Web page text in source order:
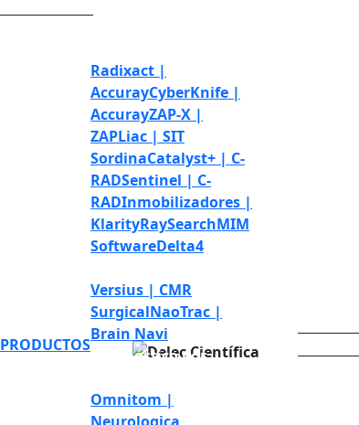
PRODUCTOS
Radixact |
AccurayCyberKnife |
AccurayZAP-X |
ZAPLiac | SIT
SordinaCatalyst+ | C-
RADSentinel | C-
RADInmobilizadores |
KlarityRaySearchMIM
SoftwareDelta4
Versius | CMR
SurgicalNaoTrac |
Brain Navi
Diagnóstico por
Omnitom |